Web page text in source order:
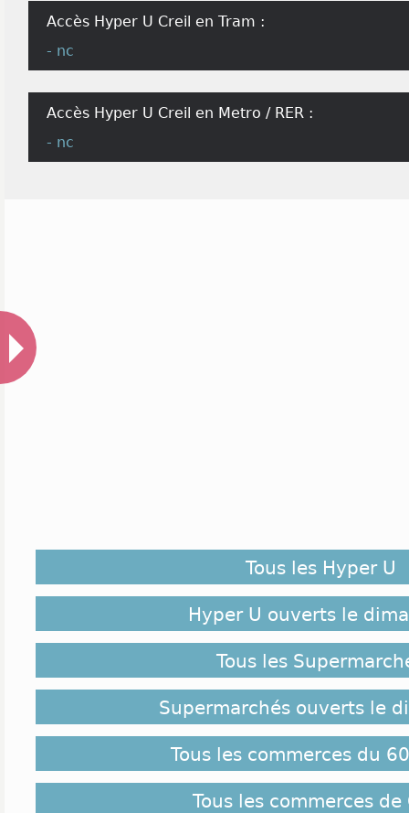
Accès Hyper U Creil en Tram :
- nc
Accès Hyper U Creil en Metro / RER :
- nc
Tous les Hyper U
Hyper U ouverts le
Tous les
Supermarchés ouverts le
Tous les commerces du
Tous les commerces de